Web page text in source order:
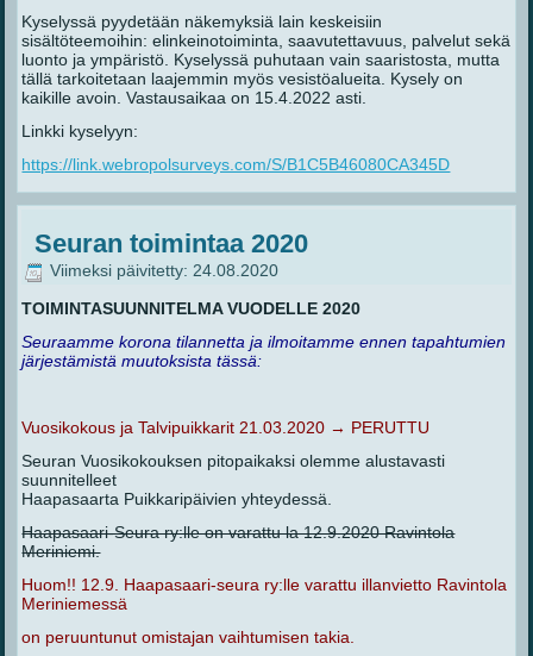
Kyselyssä pyydetään näkemyksiä lain keskeisiin
sisältöteemoihin: elinkeinotoiminta, saavutettavuus, palvelut sekä
luonto ja ympäristö. Kyselyssä puhutaan vain saaristosta, mutta
tällä tarkoitetaan laajemmin myös vesistöalueita. Kysely on
kaikille avoin. Vastausaikaa on 15.4.2022 asti.
Linkki kyselyyn:
https://link.webropolsurveys.com/S/B1C5B46080CA345D
Seuran toimintaa 2020
Viimeksi päivitetty: 24.08.2020
TOIMINTASUUNNITELMA VUODELLE 2020
Seuraamme korona tilannetta ja ilmoitamme ennen tapahtumien
järjestämistä muutoksista tässä:
Vuosikokous ja Talvipuikkarit 21.03.2020 → PERUTTU
Seuran Vuosikokouksen pitopaikaksi olemme alustavasti
suunnitelleet
Haapasaarta Puikkaripäivien yhteydessä.
Haapasaari-Seura ry:lle on varattu la 12.9.2020 Ravintola
Meriniemi.
Huom!! 12.9. Haapasaari-seura ry:lle varattu illanvietto Ravintola
Meriniemessä
on peruuntunut omistajan vaihtumisen takia.